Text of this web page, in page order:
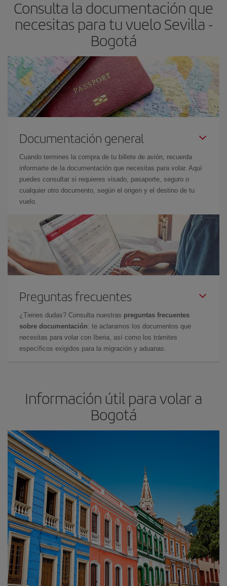
Consulta la documentación que
necesitas para tu vuelo Sevilla -
Bogotá
Documentación general
Cuando termines la compra de tu billete de avión, recuerda
informarte de la documentación que necesitas para volar. Aquí
puedes consultar si requieres visado, pasaporte, seguro o
cualquier otro documento, según el origen y el destino de tu
vuelo.
Preguntas frecuentes
¿Tienes dudas? Consulta nuestras preguntas frecuentes
sobre documentación: te aclaramos los documentos que
necesitas para volar con Iberia, así como los trámites
específicos exigidos para la migración y aduanas.
Información útil para volar a
Bogotá